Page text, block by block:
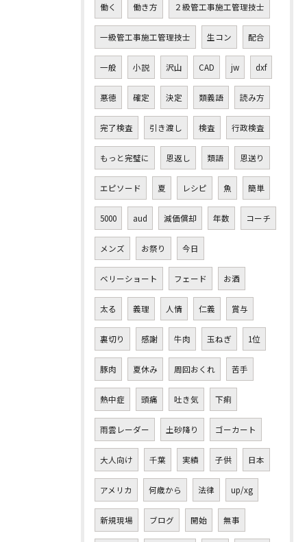
働く 働き方 ２級管工事施工管理技士
一級管工事施工管理技士 生コン 配合
一般 小説 沢山 CAD jw dxf
悪徳 確定 決定 類義語 読み方
完了検査 引き渡し 検査 行政検査
もっと完璧に 恩返し 類語 恩送り
エピソード 夏 レシピ 魚 簡単
5000 aud 減価償却 年数 コーチ
メンズ お祭り 今日
ベリーショート フェード お酒
太る 義理 人情 仁義 賞与
裏切り 感謝 牛肉 玉ねぎ 1位
豚肉 夏休み 周回おくれ 苦手
熱中症 頭痛 吐き気 下痢
雨雲レーダー 土砂降り ゴーカート
大人向け 千葉 実績 子供 日本
アメリカ 何歳から 法律 up/xg
新規現場 ブログ 開始 無事